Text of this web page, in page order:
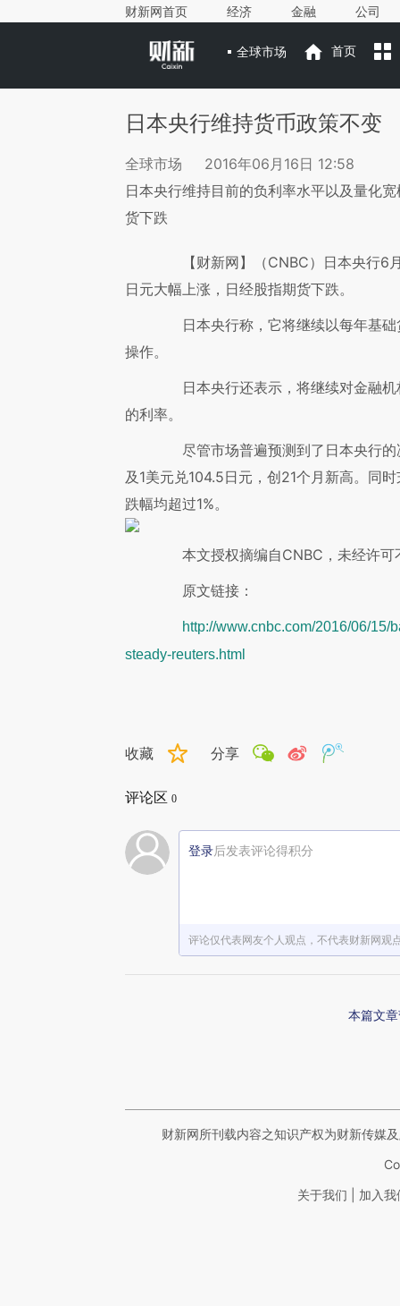
财新网首页 经济 金融 公司
全球市场 首页
日本央行维持货币政策不变
全球市场
2016年06月16日 12:58
日本央行维持目前的负利率水平以及量化
货下跌
【财新网】（CNBC） 日本央行6
日元大幅上涨，日经股指期货下跌。
日本央行称，它将继续以每年基础
操作。
日本央行还表示，将继续对金融机
的利率。
尽管市场普遍预测到了日本央行的
及1美元兑104.5日元，创21个月新高。同
跌幅均超过1%。
本文授权摘编自CNBC，未经许可
原文链接：
http://www.cnbc.com/2016/06/
steady-reuters.html
收藏 分享
评论区 0
登录后发表评论得积分
评论仅代表网友个人观点，不代表财新网观
本篇文
财新网所刊载内容之知识产权为财新传媒
关于我们 加入我